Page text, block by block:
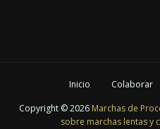
Inicio Colaborar
Copyright ©2026 Marchas de
sobre marchas lentas y